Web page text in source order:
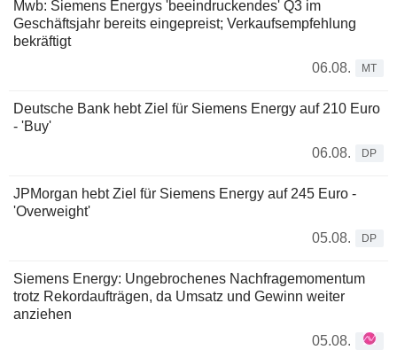
Mwb: Siemens Energys 'beeindruckendes' Q3 im
Geschäftsjahr bereits eingepreist; Verkaufsempfehlung
bekräftigt
06.08.
MT
Deutsche Bank hebt Ziel für Siemens Energy auf 210 Euro
- 'Buy'
06.08.
DP
JPMorgan hebt Ziel für Siemens Energy auf 245 Euro -
'Overweight'
05.08.
DP
Siemens Energy: Ungebrochenes Nachfragemomentum
trotz Rekordaufträgen, da Umsatz und Gewinn weiter
anziehen
05.08.